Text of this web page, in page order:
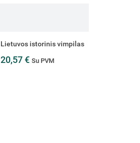
Lietuvos istorinis vimpilas
20,57 € Su PVM